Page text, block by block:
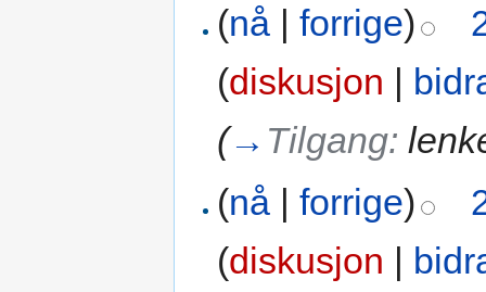
(nå |forrige)
(diskusjon |
(→ Tilgang:
(nå |forrige)
(diskusjon |